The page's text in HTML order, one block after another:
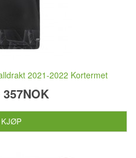
2021-2022 Kortermet
357NOK
KJØP